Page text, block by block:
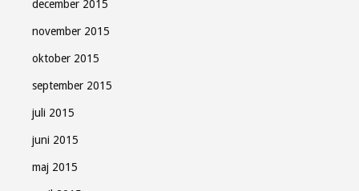
december 2015
november 2015
oktober 2015
september 2015
juli 2015
juni 2015
maj 2015